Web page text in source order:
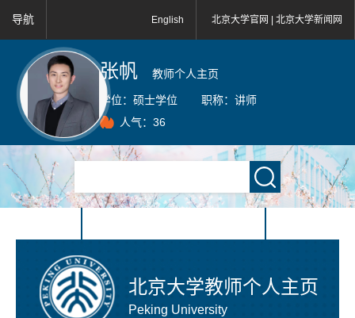
English 北京大学官网 | 北京大学新闻网
导航
张帆 教师个人主页
学位：硕士学位 职称：讲师
人气：36
北京大学教师个人主页
Peking University